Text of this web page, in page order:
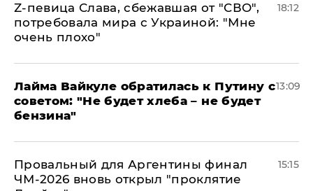
Z-певица Слава, сбежавшая от "СВО",
потребовала мира с Украиной: "Мне
очень плохо"
18:12
Лайма Вайкуле обратилась к Путину с
советом: "Не будет хлеба – не будет
бензина"
13:09
Провальный для Аргентины финал
ЧМ-2026 вновь открыл "проклятие
15:15